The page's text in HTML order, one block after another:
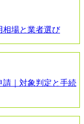
相場と業者選び
請｜対象判定と手続